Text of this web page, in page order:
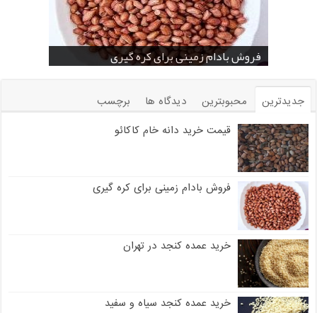
قیمت خرید دانه خام کاکائو
فروش بادام زمینی برای کره گیری
خرید عمده کنجد در تهران
خرید عمده کنجد سیاه و سفید
خرید بادام زمینی فله
خرید عمده کنجد سیاه
خرید عمده کنجد سفید
قیمت خرید کافی میت در کرمان
فروش انواع کنجد در یزد ( Sesame )
جدیدترین محبوبترین دیدگاه ها
برچسب
قیمت خرید دانه خام کاکائو
فروش بادام زمینی برای کره گیری
خرید عمده کنجد در تهران
خرید عمده کنجد سیاه و سفید